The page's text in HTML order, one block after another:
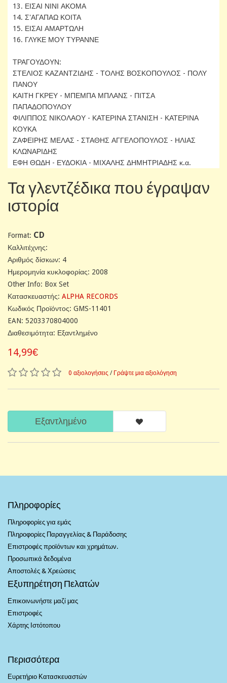
13. ΕΙΣΑΙ ΝΙΝΙ ΑΚΟΜΑ
14. Σ'ΑΓΑΠΑΩ ΚΟΙΤΑ
15. ΕΙΣΑΙ ΑΜΑΡΤΩΛΗ
16. ΓΛΥΚΕ ΜΟΥ ΤΥΡΑΝΝΕ
ΤΡΑΓΟΥΔΟΥΝ:
ΣΤΕΛΙΟΣ ΚΑΖΑΝΤΖΙΔΗΣ - ΤΟΛΗΣ ΒΟΣΚΟΠΟΥΛΟΣ - ΠΟΛΥ
ΠΑΝΟΥ
ΚΑΙΤΗ ΓΚΡΕΥ - ΜΠΕΜΠΑ ΜΠΛΑΝΣ - ΠΙΤΣΑ
ΠΑΠΑΔΟΠΟΥΛΟΥ
ΦΙΛΙΠΠΟΣ ΝΙΚΟΛΑΟΥ - ΚΑΤΕΡΙΝΑ ΣΤΑΝΙΣΗ - ΚΑΤΕΡΙΝΑ
ΚΟΥΚΑ
ΖΑΦΕΙΡΗΣ ΜΕΛΑΣ - ΣΤΑΘΗΣ ΑΓΓΕΛΟΠΟΥΛΟΣ - ΗΛΙΑΣ
ΚΛΩΝΑΡΙΔΗΣ
ΕΦΗ ΘΩΔΗ - ΕΥΔΟΚΙΑ - ΜΙΧΑΛΗΣ ΔΗΜΗΤΡΙΑΔΗΣ κ.α.
Τα γλεντζέδικα που έγραψαν
ιστορία
Format: CD
Καλλιτέχνης:
Αριθμός δίσκων: 4
Ημερομηνία κυκλοφορίας: 2008
Other Info: Box Set
Κατασκευαστής: ALPHA RECORDS
Κωδικός Προϊόντος: GMS-11401
EAN: 5203370804000
Διαθεσιμότητα: Εξαντλημένο
14,99€
0 αξιολογήσεις / Γράψτε μια αξιολόγηση
Εξαντλημένο
Πληροφορίες
Πληροφορίες για εμάς
Πληροφορίες Παραγγελίας & Παράδοσης
Επιστροφές προϊόντων και χρημάτων.
Προσωπικά δεδομένα
Αποστολές & Χρεώσεις
Εξυπηρέτηση Πελατών
Επικοινωνήστε μαζί μας
Επιστροφές
Χάρτης Ιστότοπου
Περισσότερα
Ευρετήριο Κατασκευαστών